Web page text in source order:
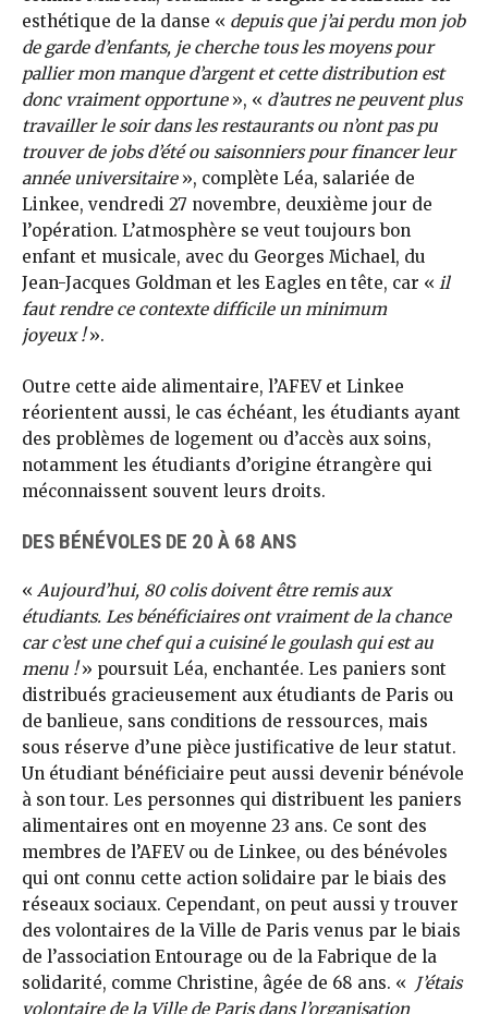
esthétique de la danse « depuis que j’ai perdu mon job
de garde d’enfants, je cherche tous les moyens pour
pallier mon manque d’argent et cette distribution est
donc vraiment opportune», « d’autres ne peuvent plus
travailler le soir dans les restaurants ou n’ont pas pu
trouver de jobs d’été ou saisonniers pour financer leur
année universitaire», complète Léa, salariée de
Linkee, vendredi 27 novembre, deuxième jour de
l’opération. L’atmosphère se veut toujours bon
enfant et musicale, avec du Georges Michael, du
Jean-Jacques Goldman et les Eagles en tête, car « il
faut rendre ce contexte difficile un minimum
joyeux !».
Outre cette aide alimentaire, l’AFEV et Linkee
réorientent aussi, le cas échéant, les étudiants ayant
des problèmes de logement ou d’accès aux soins,
notamment les étudiants d’origine étrangère qui
méconnaissent souvent leurs droits.
DES BÉNÉVOLES DE 20 À 68 ANS
« Aujourd’hui, 80 colis doivent être remis aux
étudiants. Les bénéficiaires ont vraiment de la chance
car c’est une chef qui a cuisiné le goulash qui est au
menu !» poursuit Léa, enchantée. Les paniers sont
distribués gracieusement aux étudiants de Paris ou
de banlieue, sans conditions de ressources, mais
sous réserve d’une pièce justificative de leur statut.
Un étudiant bénéficiaire peut aussi devenir bénévole
à son tour. Les personnes qui distribuent les paniers
alimentaires ont en moyenne 23 ans. Ce sont des
membres de l’AFEV ou de Linkee, ou des bénévoles
qui ont connu cette action solidaire par le biais des
réseaux sociaux. Cependant, on peut aussi y trouver
des volontaires de la Ville de Paris venus par le biais
de l’association Entourage ou de la Fabrique de la
solidarité, comme Christine, âgée de 68 ans. « J’étais
volontaire de la Ville de Paris dans l’organisation